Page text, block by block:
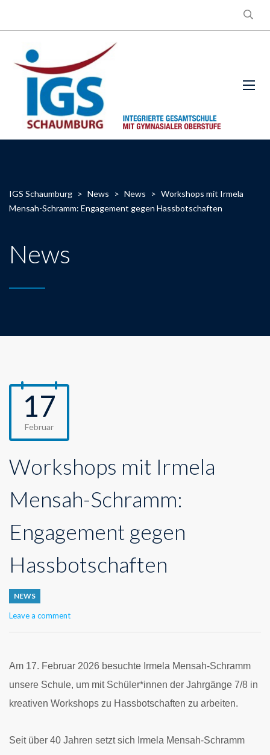
IGS Schaumburg > News > News > Workshops mit Irmela
Mensah-Schramm: Engagement gegen Hassbotschaften
News
17
Februar
Workshops mit Irmela
Mensah-Schramm:
Engagement gegen
Hassbotschaften
NEWS
Leave a comment
Am 17. Februar 2026 besuchte Irmela Mensah-Schramm
unsere Schule, um mit Schüler*innen der Jahrgänge 7/8 in
kreativen Workshops zu Hassbotschaften zu arbeiten.
Seit über 40 Jahren setzt sich Irmela Mensah-Schramm